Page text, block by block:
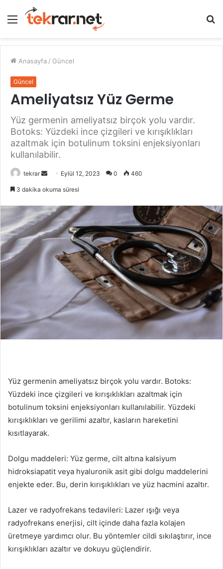
Menü
...
Anasayfa / Güncel
Güncel
Ameliyatsız Yüz Germe
Yüz germenin ameliyatsız birçok yolu vardır.
Botoks: Yüzdeki ince çizgileri ve kırışıklıkları
azaltmak için botulinum toksini enjeksiyonları
kullanılabilir.
tekrar
Bir
göndermek
Eylül 12, 2023 0 460
3 dakika okuma süresi
Yüz germenin ameliyatsız birçok yolu vardır. Botoks:
Yüzdeki ince çizgileri ve kırışıklıkları azaltmak için
botulinum toksini enjeksiyonları kullanılabilir. Yüzdeki
kırışıklıkları ve gerilimi azaltır, kasların hareketini
kısıtlayarak.
Dolgu maddeleri: Yüz germe, cilt altına kalsiyum
hidroksiapatit veya hyaluronik asit gibi dolgu maddelerini
enjekte eder. Bu, derin kırışıklıkları ve yüz hacmini azaltır.
Lazer ve radyofrekans tedavileri: Lazer ışığı veya
radyofrekans enerjisi, cilt içinde daha fazla kolajen
üretmeye yardımcı olur. Bu yöntemler cildi sıkılaştırır, ince
kırışıklıkları azaltır ve dokuyu güçlendirir.